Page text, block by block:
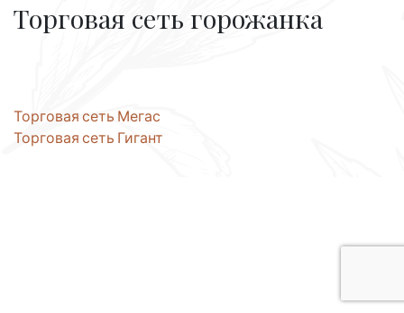
Торговая сеть горожанка
Навигация
по
Торговая сеть Мегас
Торговая сеть Гигант